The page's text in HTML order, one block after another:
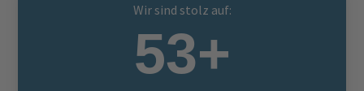
Wir sind stolz auf:
53+